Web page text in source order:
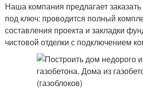
Наша компания предлагает
под ключ: проводится полный
составления проекта и закладки
чистовой отделки с подключением